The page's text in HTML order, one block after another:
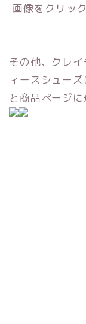
画像をクリック
その他、クレ
ィースシュー
と商品ページに